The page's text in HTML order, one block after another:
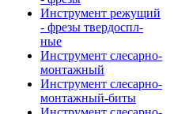
Инструмент режущий
- фрезы твердоспл-
ные
Инструмент слесарно-
монтажный
Инструмент слесарно-
монтажный-биты